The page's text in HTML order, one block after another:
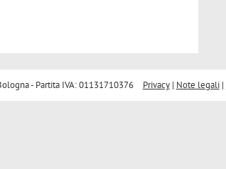
- Partita IVA: 01131710376 Privacy| Note legali|